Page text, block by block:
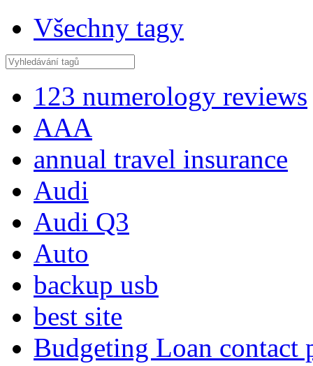
Všechny tagy
123 numerology reviews
AAA
annual travel insurance
Audi
Audi Q3
Auto
backup usb
best site
Budgeting Loan contact